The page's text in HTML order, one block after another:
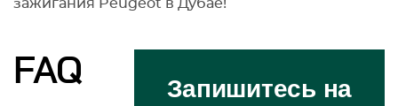
зажигания Peugeot в Дубае!
FAQ
Запишитесь на